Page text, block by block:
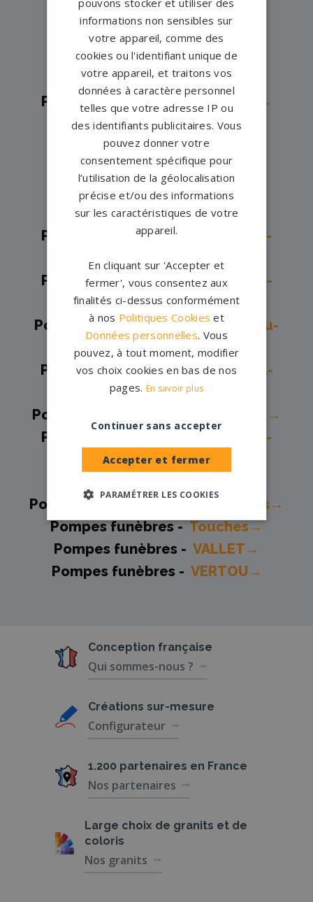
sur-Erdre→
Pompes funèbres -LE LOROUX
BOTTEREAU→
Pompes funèbres - Legé→
Pompes funèbres -
Machecoul→
Pompes funèbres -Nantes→
Pompes funèbres -Nozay→
Pompes funèbres -Plessé→
Pompes funèbres -Pornic→
Pompes funèbres -Rezé→
Pompes funèbres -
Saint-Brevin-
les-Pins→
Pompes funèbres -Saint-Gildas-
des-Bois→
Pompes funèbres - Saint-Mars-du-
Désert→
Pompes funèbres - Saint-Michel-
Chef-Chef→
Pompes funèbres -
Saint-Nazaire→
Pompes funèbres -
Sainte-Luce-
sur-Loire→
Pompes funèbres -
Sion Les Mines→
Pompes funèbres -Touches→
Pompes funèbres - VALLET→
Pompes funèbres - VERTOU→
Conception française
Qui sommes-nous ?
Créations sur-mesure
Configurateur
1.200 partenaires en France
Nos partenaires
Large choix de granits et de
coloris
Nos granits
informations non sensibles sur
votre appareil, comme des
cookies ou l'identifiant unique de
votre appareil, et traitons vos
données à caractère personnel
telles que votre adresse IP ou
des identifiants publicitaires. Vous
pouvez donner votre
consentement spécifique pour
l’utilisation de la géolocalisation
précise et/ou des informations
sur les caractéristiques de votre
appareil.
En cliquant sur 'Accepter et
fermer', vous consentez aux
finalités ci-dessus conformément
à nos Politiques Cookies et
Données personnelles. Vous
pouvez, à tout moment, modifier
vos choix cookies en bas de nos
pages. En savoir plus
Accepter et fermer
Continuer sans accepter
PARAMÉTRER LES COOKIES